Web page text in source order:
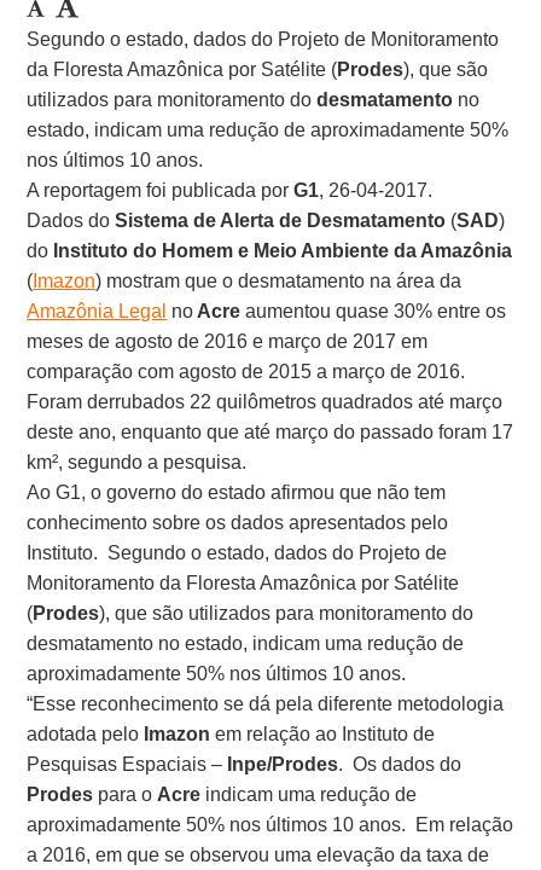
Segundo o estado, dados do Projeto de Monitoramento
da Floresta Amazônica por Satélite (Prodes), que são
utilizados para monitoramento dodesmatamento no
estado, indicam uma redução de aproximadamente 50%
nos últimos 10 anos.
A reportagem foi publicada porG1, 26-04-2017.
Dados doSistema de Alerta de Desmatamento (SAD)
do Instituto do Homem e Meio Ambiente da Amazônia
( Imazon) mostram que o desmatamento na área da
Amazônia Legal no Acre aumentou quase 30% entre os
meses de agosto de 2016 e março de 2017 em
comparação com agosto de 2015 a março de 2016.
Foram derrubados 22 quilômetros quadrados até março
deste ano, enquanto que até março do passado foram 17
km², segundo a pesquisa.
Ao G1, o governo do estado afirmou que não tem
conhecimento sobre os dados apresentados pelo
Instituto. Segundo o estado, dados do Projeto de
Monitoramento da Floresta Amazônica por Satélite
(Prodes), que são utilizados para monitoramento do
desmatamento no estado, indicam uma redução de
aproximadamente 50% nos últimos 10 anos.
“Esse reconhecimento se dá pela diferente metodologia
adotada pelo Imazon em relação ao Instituto de
Pesquisas Espaciais – Inpe/Prodes. Os dados do
Prodes para o Acre indicam uma redução de
aproximadamente 50% nos últimos 10 anos. Em relação
a 2016, em que se observou uma elevação da taxa de